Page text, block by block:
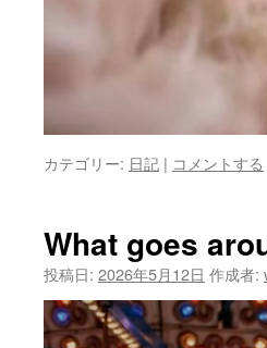
カテゴリー: 日記 | コメントする
What goes
投稿日: 2026年5月12日 作成者: